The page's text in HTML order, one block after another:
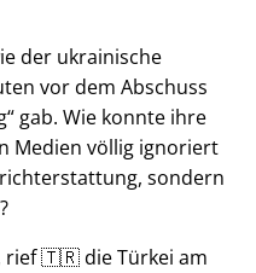
der ukrainische
vor dem Abschuss
gab. Wie konnte ihre
Medien völlig ignoriert
sondern
rief 🇹🇷 die Türkei am